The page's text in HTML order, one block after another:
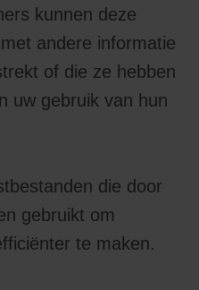
kunnen deze
andere informatie
of die ze hebben
uw gebruik van hun
die door
gebruikt om
te maken.